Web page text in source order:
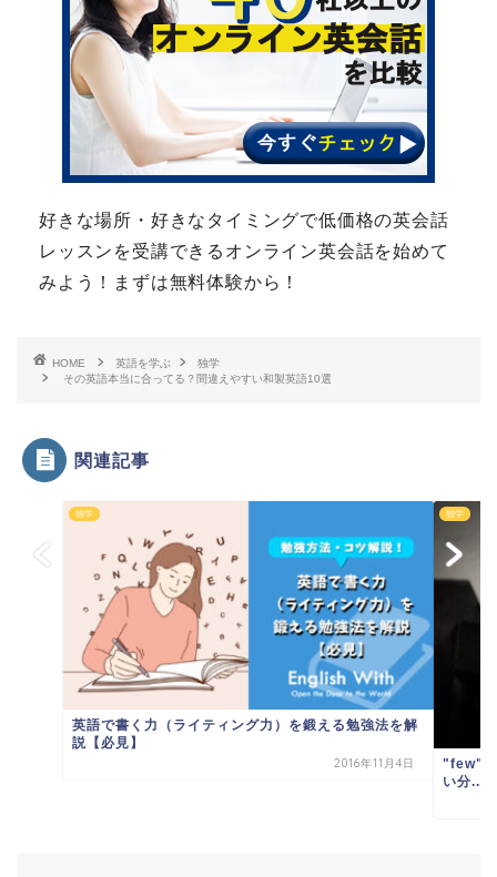
好きな場所・好きなタイミングで低価格の英会話
レッスンを受講できるオンライン英会話を始めて
みよう！まずは無料体験から！
HOME 英語を学ぶ
独学
その英語本当に合ってる？間違えやすい和製英語10選
関連記事
独学
英語で書く力（ライティング力）を鍛える勉強法を解
説【必見】
2016年11月4日
独学
"few"と
い分...